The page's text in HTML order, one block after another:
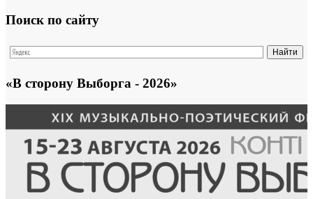
Поиск по сайту
«В сторону Выборга - 2026»